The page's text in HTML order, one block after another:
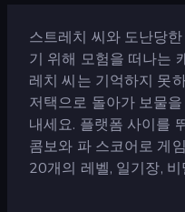
스트레치 씨와 도난당
기 위해 모험을 떠나는
레치 씨는 기억하지 못
저택으로 돌아가 보물
내세요. 플랫폼 사이를
콤보와 파 스코어로 게
20개의 레벨, 일기장,